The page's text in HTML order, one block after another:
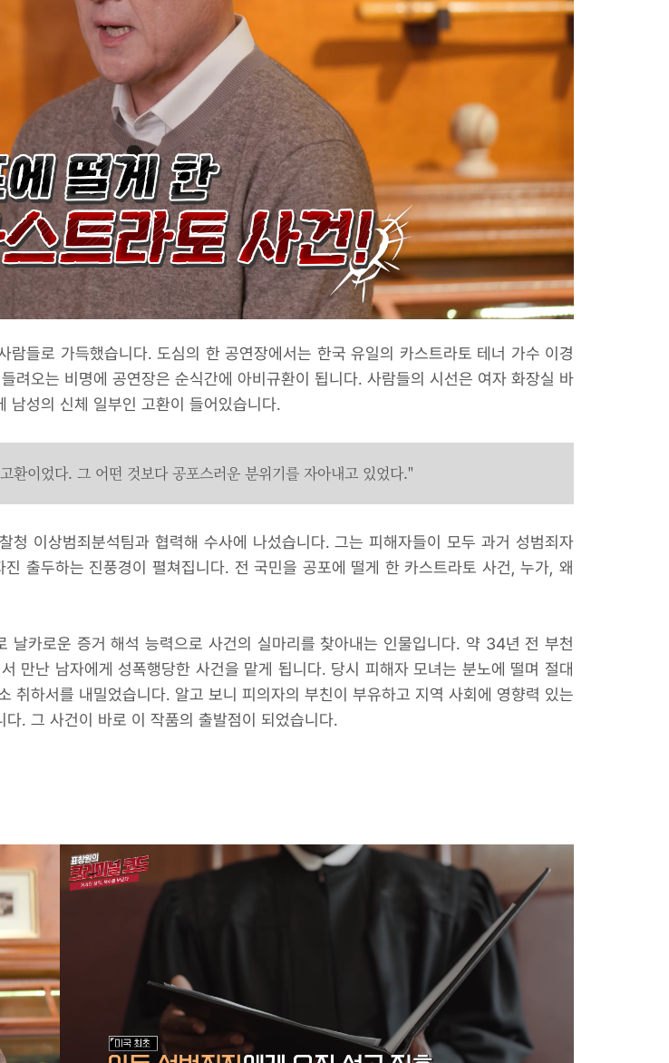
들로 가득했습니다. 도심의 한 공연장에서는 한국 유일의 카스트라토 테너 가수 이경
려오는 비명에 공연장은 순식간에 아비규환이 됩니다. 사람들의 시선은 여자 화장실 바
남성의 신체 일부인 고환이 들어있습니다.
환이었다. 그 어떤 것보다 공포스러운 분위기를 자아내고 있었다."
이상범죄분석팀과 협력해 수사에 나섰습니다. 그는 피해자들이 모두 과거 성범죄자
출두하는 진풍경이 펼쳐집니다. 전 국민을 공포에 떨게 한 카스트라토 사건, 누가, 왜
날카로운 증거 해석 능력으로 사건의 실마리를 찾아내는 인물입니다. 약 34년 전 부천
만난 남자에게 성폭행당한 사건을 맡게 됩니다. 당시 피해자 모녀는 분노에 떨며 절대
취하서를 내밀었습니다. 알고 보니 피의자의 부친이 부유하고 지역 사회에 영향력 있는
. 그 사건이 바로 이 작품의 출발점이 되었습니다.